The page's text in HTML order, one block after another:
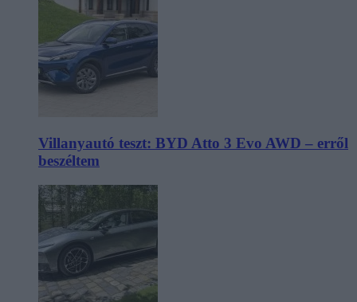
Villanyautó teszt: BYD Atto 3 Evo AWD – erről
beszéltem